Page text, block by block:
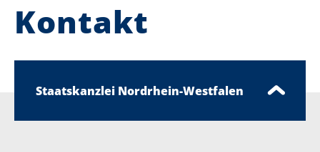
Kontakt
Staatskanzlei Nordrhein-Westfalen